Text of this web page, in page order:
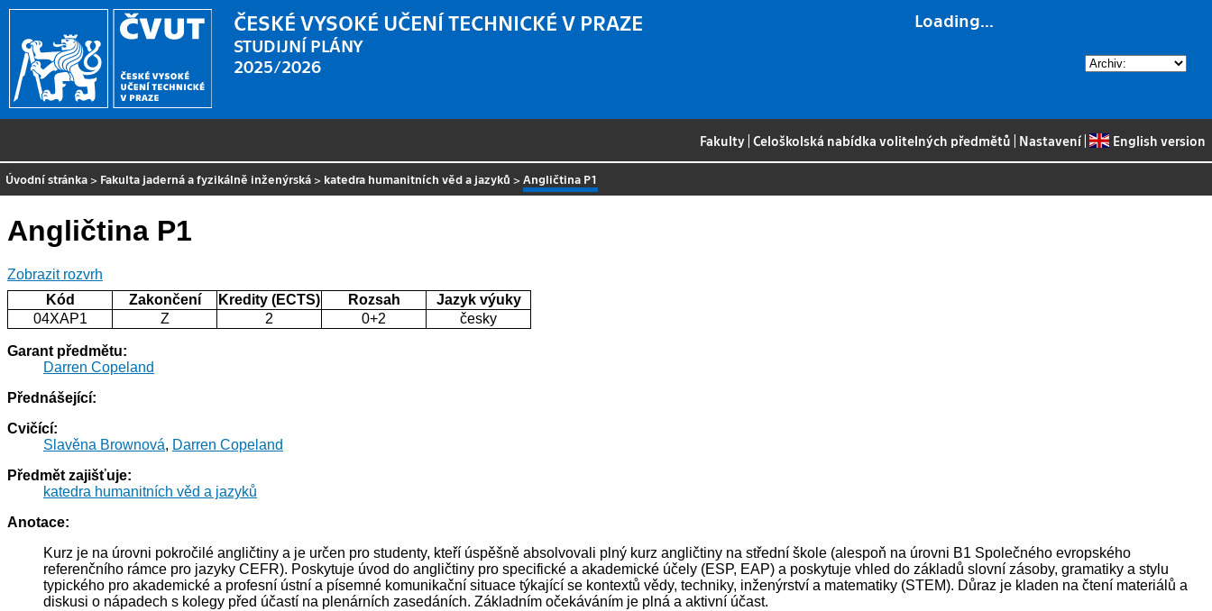
Loading...
ČESKÉ VYSOKÉ UČENÍ TECHNICKÉ V PRAZE
STUDIJNÍ PLÁNY
2025/2026
Fakulty |Celoškolská nabídka volitelných předmětů Nastavení| English version
Úvodní stránka > Fakulta jaderná a fyzikálně inženýrská > katedra humanitních věd a jazyků > Angličtina P1
Angličtina P1
Zobrazit rozvrh
Kód
Zakončení Kredity (ECTS) Rozsah
Jazyk výuky
04XAP1
Z 2 0+2 česky
Garant předmětu:
Darren Copeland
Přednášející:
Cvičící:
Slavěna Brownová, Darren Copeland
Předmět zajišťuje:
katedra humanitních věd a jazyků
Anotace:
Kurz je na úrovni pokročilé angličtiny a je určen pro studenty, kteří úspěšně absolvovali plný kurz angličtiny na střední škole (alespoň na úrovni B1 Společného evropského
referenčního rámce pro jazyky CEFR). Poskytuje úvod do angličtiny pro specifické a akademické účely (ESP, EAP) a poskytuje vhled do základů slovní zásoby, gramatiky a stylu
typického pro akademické a profesní ústní a písemné komunikační situace týkající se kontextů vědy, techniky, inženýrství a matematiky (STEM). Důraz je kladen na čtení materiálů a
diskusi o nápadech s kolegy před účastí na plenárních zasedáních. Základním očekáváním je plná a aktivní účast.